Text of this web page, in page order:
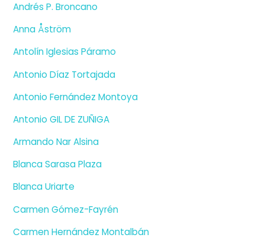
Andrés P. Broncano
Anna Åström
Antolín Iglesias Páramo
Antonio Díaz Tortajada
Antonio Fernández Montoya
Antonio GIL DE ZUÑIGA
Armando Nar Alsina
Blanca Sarasa Plaza
Blanca Uriarte
Carmen Gómez-Fayrén
Carmen Hernández Montalbán